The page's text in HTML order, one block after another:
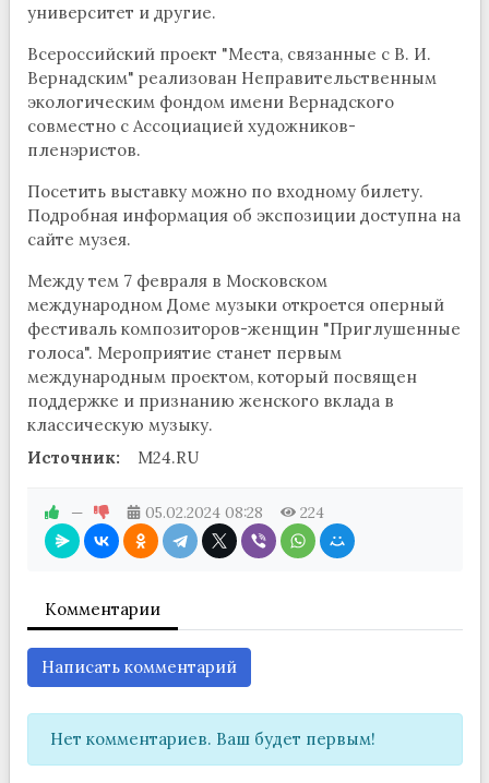
университет и другие.
Всероссийский проект "Места, связанные с В. И.
Вернадским" реализован Неправительственным
экологическим фондом имени Вернадского
совместно с Ассоциацией художников-
пленэристов.
Посетить выставку можно по входному билету.
Подробная информация об экспозиции доступна на
сайте музея.
Между тем 7 февраля в Московском
международном Доме музыки откроется оперный
фестиваль композиторов-женщин "Приглушенные
голоса". Мероприятие станет первым
международным проектом, который посвящен
поддержке и признанию женского вклада в
классическую музыку.
Источник:
M24.RU
— 05.02.2024 08:28 224
Комментарии
Написать комментарий
Нет комментариев. Ваш будет первым!